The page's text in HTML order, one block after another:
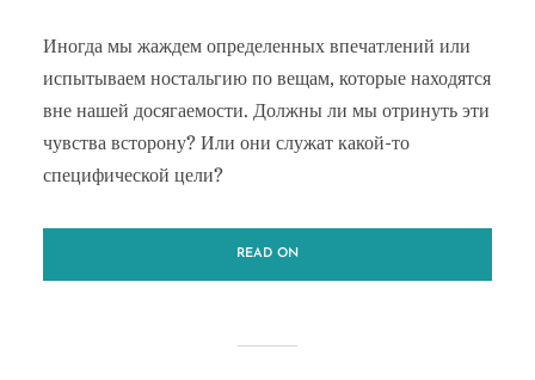
Иногда мы жаждем определенных впечатлений или
испытываем ностальгию по вещам, которые находятся
вне нашей досягаемости. Должны ли мы отринуть эти
чувства всторону? Или они служат какой-то
специфической цели?
READ ON